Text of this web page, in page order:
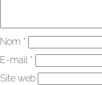
Nom *
E-mail *
Site web